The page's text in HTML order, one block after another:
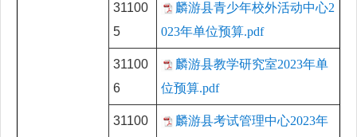
31100
5
麟游县青少年校外活动中心2
023年单位预算.pdf
31100
6
麟游县教学研究室2023年单
位预算.pdf
31100
麟游县考试管理中心2023年